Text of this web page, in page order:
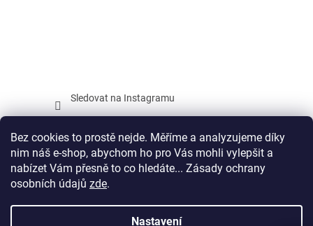
Bez cookies to prostě nejde. Měříme a analyzujeme díky
nim náš e-shop, abychom ho pro Vás mohli vylepšit a
nabízet Vám přesně to co hledáte... Zásady ochrany
osobních údajů zde.
Nastavení
Sledovat na Instagramu
Facebook